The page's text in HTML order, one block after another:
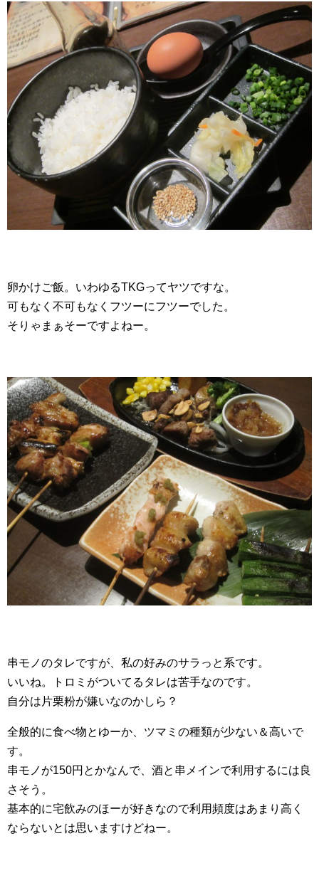
卵かけご飯。いわゆるTKGってヤツですな。
可もなく不可もなくフツーにフツーでした。
そりゃまぁそーですよねー。
串モノのタレですが、私の好みのサラっと系です。
いいね。トロミがついてるタレは苦手なのです。
自分は片栗粉が嫌いなのかしら？
全般的に食べ物とゆーか、ツマミの種類が少ない＆高いで
す。
串モノが150円とかなんで、酒と串メインで利用するには良
さそう。
基本的に宅飲みのほーが好きなので利用頻度はあまり高く
ならないとは思いますけどねー。